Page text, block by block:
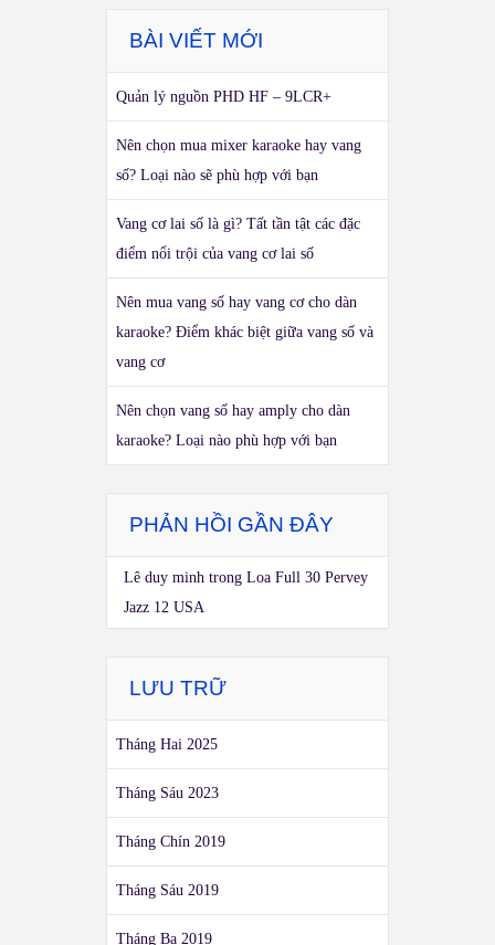
BÀI VIẾT MỚI
Quản lý nguồn PHD HF – 9LCR+
Nên chọn mua mixer karaoke hay vang
số? Loại nào sẽ phù hợp với bạn
Vang cơ lai số là gì? Tất tần tật các đặc
điểm nổi trội của vang cơ lai số
Nên mua vang số hay vang cơ cho dàn
karaoke? Điểm khác biệt giữa vang số và
vang cơ
Nên chọn vang số hay amply cho dàn
karaoke? Loại nào phù hợp với bạn
PHẢN HỒI GẦN ĐÂY
Lê duy minh trong Loa Full 30 Pervey
Jazz 12 USA
LƯU TRỮ
Tháng Hai 2025
Tháng Sáu 2023
Tháng Chín 2019
Tháng Sáu 2019
Tháng Ba 2019